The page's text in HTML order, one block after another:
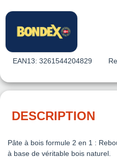
EAN13: 3261544204829
DESCRIPTION
Pâte à bois formule 2 en 1 :
à base de véritable bois naturel.